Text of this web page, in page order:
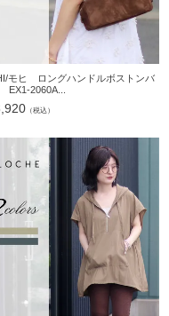
モヒ ロングハンドルボストンバ
EX1-2060A...
（税込）